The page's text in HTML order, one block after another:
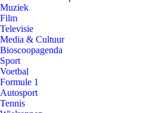
Muziek
Film
Televisie
Media & Cultuur
Bioscoopagenda
Sport
Voetbal
Formule 1
Autosport
Tennis